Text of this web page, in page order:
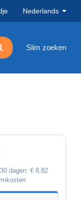
Nederlands
Slim zoeken
dagen: € 8,82